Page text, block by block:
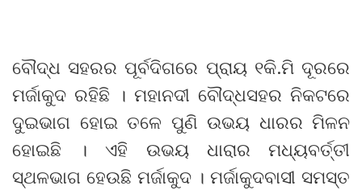
ବୌଦ୍ଧ ସହରର ପୂର୍ବଦିଗରେ ପ୍ରାୟ ୧କି.ମି ଦୂରରେ
ମର୍ଜାକୁଦ ରହିଛି । ମହାନଦୀ ବୌଦ୍ଧସହର ନିକଟରେ
ଦୁଇଭାଗ ହୋଇ ତଳେ ପୁଣି ଉଭୟ ଧାରର ମିଳନ
ହୋଇଛି । ଏହି ଉଭୟ ଧାରାର ମଧ୍ୟବର୍ତ୍ତୀ
ସ୍ଥଳଭାଗ ହେଉଛି ମର୍ଜାକୁଦ । ମର୍ଜାକୁଦବାସୀ ସମସ୍ତ